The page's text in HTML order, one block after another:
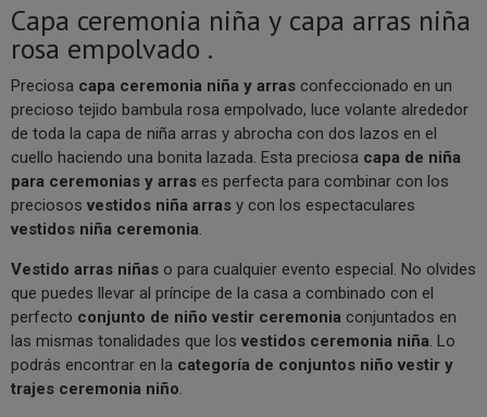
Capa ceremonia niña y capa arras niña
rosa empolvado .
Preciosa capa ceremonia niña y arras confeccionado en un
precioso tejido bambula rosa empolvado, luce volante alrededor
de toda la capa de niña arras y abrocha con dos lazos en el
cuello haciendo una bonita lazada. Esta preciosa capa de niña
para ceremonias y arras es perfecta para combinar con los
preciosos vestidos niña arras y con los espectaculares
vestidos niña ceremonia
Vestido arras niñas o para cualquier evento especial. No olvides
que puedes llevar al príncipe de la casa a combinado con el
perfecto conjunto de niño vestir ceremonia conjuntados en
las mismas tonalidades que los vestidos ceremonia niña . Lo
podrás encontrar en la categoría de conjuntos niño vestir y
trajes ceremonia niño